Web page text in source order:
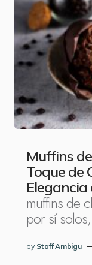
Muffins
Toque de
muffins de
por sí
by Staff Ambigu